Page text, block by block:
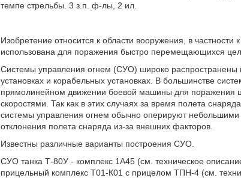
темпе стрельбы. 3 з.п. ф-лы, 2 ил.
Изобретение относится к области вооружения, в
использована для поражения быстро перемещающихся
Системы управления огнем (СУО) широко распространены
установках и корабельных установках. В большинстве
прямолинейном движении боевой машины для поражения
скоростями. Так как в этих случаях за время полета
системы управления огнем обычно оперируют
отклонения полета снаряда из-за внешних факторов.
Известны различные варианты построения СУО.
СУО танка Т-80У - комплекс 1А45 (см. техническое
прицельный комплекс Т01-К01 с прицелом ТПН-4 (см.